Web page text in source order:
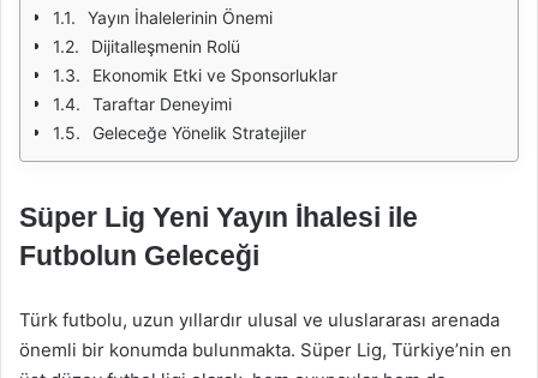
Yayın İhalelerinin Önemi
Dijitalleşmenin Rolü
Ekonomik Etki ve Sponsorluklar
Taraftar Deneyimi
Geleceğe Yönelik Stratejiler
Süper Lig Yeni Yayın İhalesi ile
Futbolun Geleceği
Türk futbolu, uzun yıllardır ulusal ve uluslararası arenada
önemli bir konumda bulunmakta. Süper Lig, Türkiye’nin en